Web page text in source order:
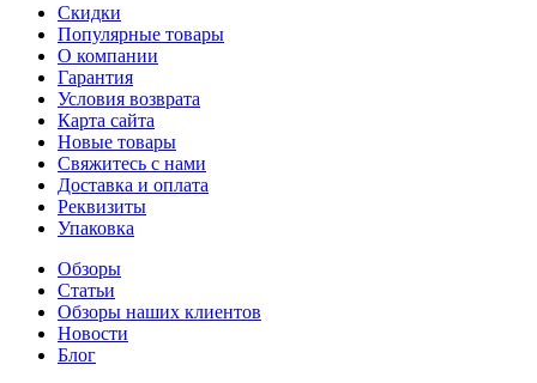
Скидки
Популярные товары
О компании
Гарантия
Условия возврата
Карта сайта
Новые товары
Свяжитесь с нами
Доставка и оплата
Реквизиты
Упаковка
Обзоры
Статьи
Обзоры наших клиентов
Новости
Блог